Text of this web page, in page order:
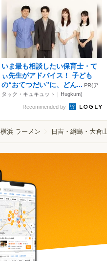
いま最も相談したい保育士・て
ぃ先生がアドバイス！ 子ども
の“おてつだい”に、どん... PR(ア
タック・キュキュット｜Hugkum)
Recommended by
横浜 ラーメン 日吉・綱島・大倉